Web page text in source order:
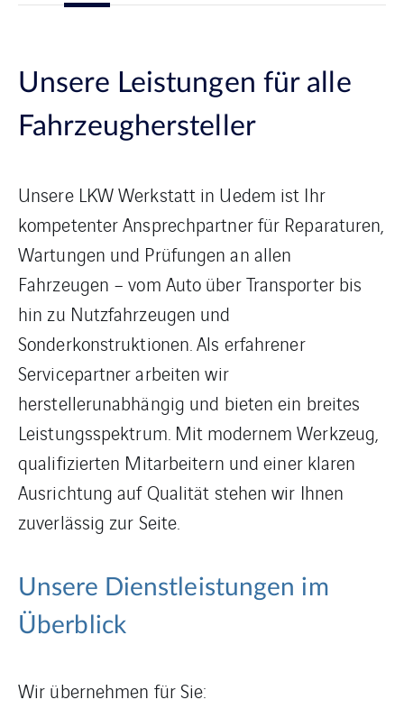
Unsere Leistungen für alle
Fahrzeughersteller
Unsere LKW Werkstatt in Uedem ist Ihr
kompetenter Ansprechpartner für Reparaturen,
Wartungen und Prüfungen an allen
Fahrzeugen – vom Auto über Transporter bis
hin zu Nutzfahrzeugen und
Sonderkonstruktionen. Als erfahrener
Servicepartner arbeiten wir
herstellerunabhängig und bieten ein breites
Leistungsspektrum. Mit modernem Werkzeug,
qualifizierten Mitarbeitern und einer klaren
Ausrichtung auf Qualität stehen wir Ihnen
zuverlässig zur Seite.
Unsere Dienstleistungen im
Überblick
Wir übernehmen für Sie: